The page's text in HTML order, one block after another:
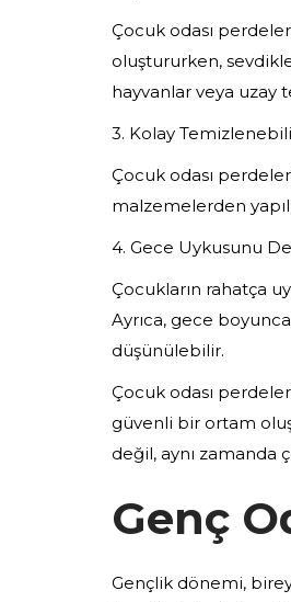
Çocuk odası
oluştururken,
hayvanlar veya uzay
3. Kolay
Çocuk odası
malzemelerden
4. Gece Uykusunu
Çocukların rahatça
Ayrıca, gece
düşünülebilir.
Çocuk odası
güvenli bir ortam
değil, aynı zamanda
Genç
Gençlik dönemi,